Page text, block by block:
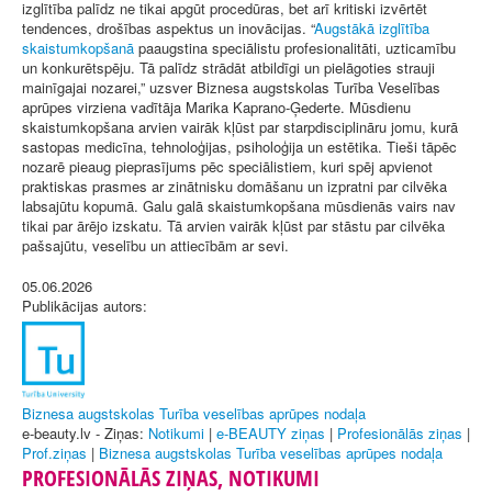
izglītība palīdz ne tikai apgūt procedūras, bet arī kritiski izvērtēt
tendences, drošības aspektus un inovācijas. “Augstākā izglītība
skaistumkopšanā paaugstina speciālistu profesionalitāti, uzticamību
un konkurētspēju. Tā palīdz strādāt atbildīgi un pielāgoties strauji
mainīgajai nozarei,” uzsver Biznesa augstskolas Turība Veselības
aprūpes virziena vadītāja Marika Kaprano-Ģederte. Mūsdienu
skaistumkopšana arvien vairāk kļūst par starpdisciplināru jomu, kurā
sastopas medicīna, tehnoloģijas, psiholoģija un estētika. Tieši tāpēc
nozarē pieaug pieprasījums pēc speciālistiem, kuri spēj apvienot
praktiskas prasmes ar zinātnisku domāšanu un izpratni par cilvēka
labsajūtu kopumā. Galu galā skaistumkopšana mūsdienās vairs nav
tikai par ārējo izskatu. Tā arvien vairāk kļūst par stāstu par cilvēka
pašsajūtu, veselību un attiecībām ar sevi.
05.06.2026
Publikācijas autors:
Biznesa augstskolas Turība veselības aprūpes nodaļa
e-beauty.lv - Ziņas: Notikumi | e-BEAUTY ziņas | Profesionālās ziņas |
Prof.ziņas | Biznesa augstskolas Turība veselības aprūpes nodaļa
PROFESIONĀLĀS ZIŅAS, NOTIKUMI